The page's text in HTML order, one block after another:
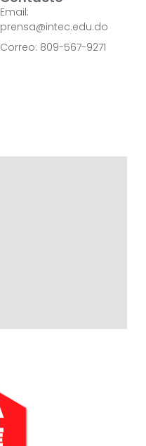
Email:
prensa@intec.edu.do
Correo: 809-567-9271